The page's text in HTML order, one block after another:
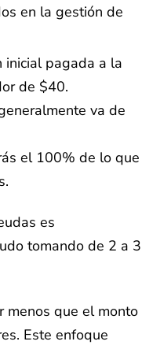
en la gestión de
inicial pagada a la
de $40.
va de
el 100% de lo que
es
tomando de 2 a 3
menos que el monto
Este enfoque